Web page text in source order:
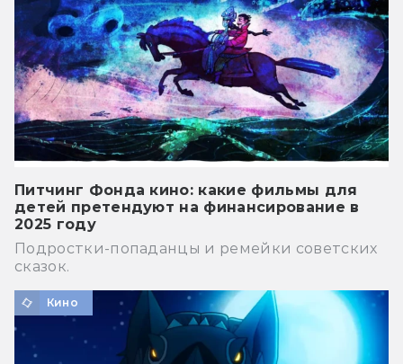
Питчинг Фонда кино: какие фильмы для
детей претендуют на финансирование в
2025 году
Подростки-попаданцы и ремейки советских
сказок.
Кино